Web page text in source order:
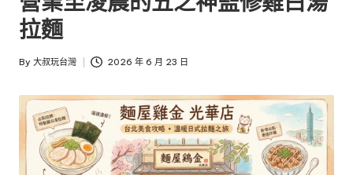
台
灣
把
全
景
美
食、
交
通、
拉麵
Posted
By 大叔玩台灣 2026 年 6 月 23 日